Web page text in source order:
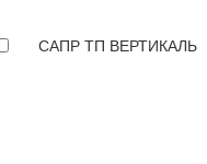
САПР ТП ВЕРТИКАЛЬ